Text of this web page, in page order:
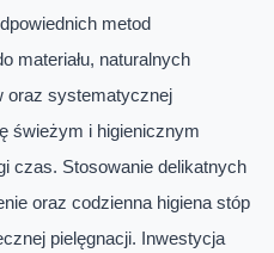
metod
materiału, naturalnych
oraz systematycznej
świeżym i higienicznym
czas. Stosowanie delikatnych
oraz codzienna higiena stóp
pielęgnacji. Inwestycja